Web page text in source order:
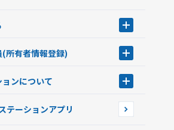
ジする
(所有者情報登録)
員登録に伴う個人データの共同利用のお知
ンについて
WAON端末について
ーションアプリ